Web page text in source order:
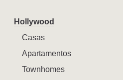
Hollywood
Casas
Apartamentos
Townhomes